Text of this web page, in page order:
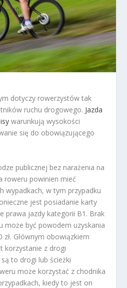
dotyczy rowerzystów tak
ruchu drogowego. Jazda
warunkują wysokości
się do obowiązującego
publicznej bez narażenia na
roweru powinien mieć
wypadkach, w tym przypadku
jest posiadanie karty
prawa jazdy kategorii B1. Brak
może być powodem uzyskania
Głównym obowiązkiem
korzystanie z drogi
to drogi lub ścieżki
może korzystać z chodnika
kiedy to jest on